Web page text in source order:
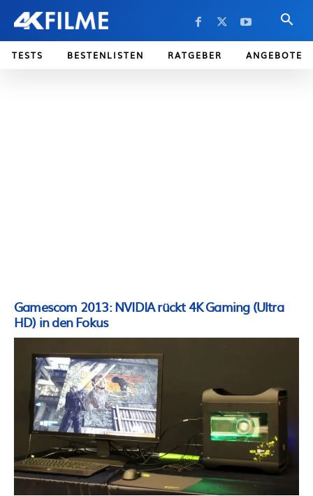
TESTS BESTENLISTEN RATGEBER ANGEBOTE
Gamescom 2013: NVIDIA rückt 4K Gaming (Ultra
HD) in den Fokus